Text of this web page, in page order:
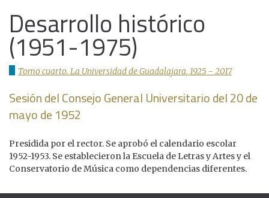
Galería
Documentos institucionales
Desarrollo histórico
(1951-1975)
Tomo cuarto. La Universidad de Guadalajara, 1925 - 2017
Sesión del Consejo General Universitario del 20 de
mayo de 1952
Presidida por el rector. Se aprobó el calendario escolar
1952-1953. Se establecieron la Escuela de Letras y Artes y el
Conservatorio de Música como dependencias diferentes.